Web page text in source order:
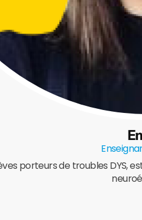
porteurs de troubles DYS,